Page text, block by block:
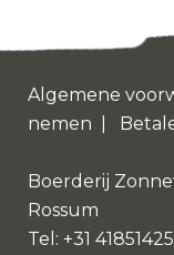
Algemene
nemen
Boerderij
Rossum
Tel: +31